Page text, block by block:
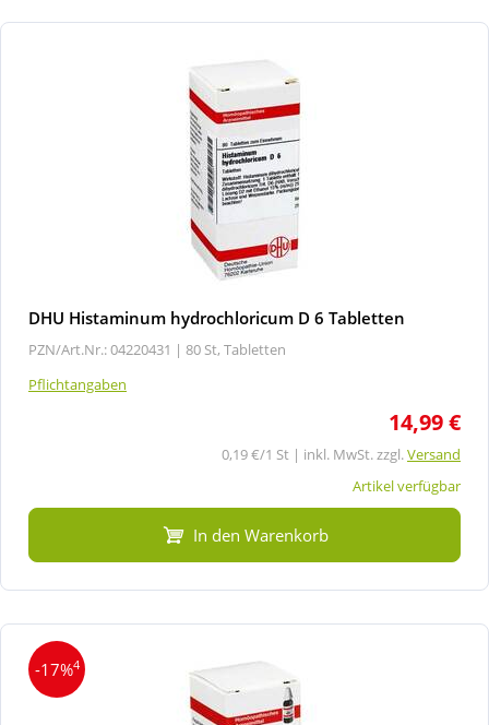
DHU Histaminum hydrochloricum D 6 Tabletten
PZN/Art.Nr.: 04220431 | 80 St, Tabletten
Pflichtangaben
14,99 €
0,19 €/1 St | inkl. MwSt. zzgl.Versand
Artikel verfügbar
In den Warenkorb
-17%4